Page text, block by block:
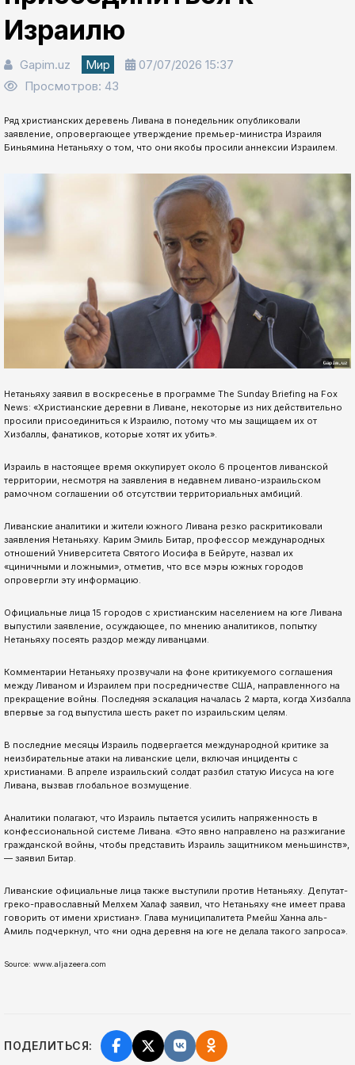
Израилю
Gapim.uz Мир
07/07/2026 15:37
Просмотров: 43
Ряд христианских деревень Ливана в понедельник опубликовали
заявление, опровергающее утверждение премьер-министра Израиля
Биньямина Нетаньяху о том, что они якобы просили аннексии Израилем.
Нетаньяху заявил в воскресенье в программе The Sunday Briefing на Fox
News: «Христианские деревни в Ливане, некоторые из них действительно
просили присоединиться к Израилю, потому что мы защищаем их от
Хизбаллы, фанатиков, которые хотят их убить».
Израиль в настоящее время оккупирует около 6 процентов ливанской
территории, несмотря на заявления в недавнем ливано-израильском
рамочном соглашении об отсутствии территориальных амбиций.
Ливанские аналитики и жители южного Ливана резко раскритиковали
заявления Нетаньяху. Карим Эмиль Битар, профессор международных
отношений Университета Святого Иосифа в Бейруте, назвал их
«циничными и ложными», отметив, что все мэры южных городов
опровергли эту информацию.
Официальные лица 15 городов с христианским населением на юге Ливана
выпустили заявление, осуждающее, по мнению аналитиков, попытку
Нетаньяху посеять раздор между ливанцами.
Комментарии Нетаньяху прозвучали на фоне критикуемого соглашения
между Ливаном и Израилем при посредничестве США, направленного на
прекращение войны. Последняя эскалация началась 2 марта, когда Хизбалла
впервые за год выпустила шесть ракет по израильским целям.
В последние месяцы Израиль подвергается международной критике за
неизбирательные атаки на ливанские цели, включая инциденты с
христианами. В апреле израильский солдат разбил статую Иисуса на юге
Ливана, вызвав глобальное возмущение.
Аналитики полагают, что Израиль пытается усилить напряженность в
конфессиональной системе Ливана. «Это явно направлено на разжигание
гражданской войны, чтобы представить Израиль защитником меньшинств»,
— заявил Битар.
Ливанские официальные лица также выступили против Нетаньяху. Депутат-
греко-православный Мелхем Халаф заявил, что Нетаньяху «не имеет права
говорить от имени христиан». Глава муниципалитета Рмейш Ханна аль-
Амиль подчеркнул, что «ни одна деревня на юге не делала такого запроса».
Source: www.aljazeera.com
ПОДЕЛИТЬСЯ: